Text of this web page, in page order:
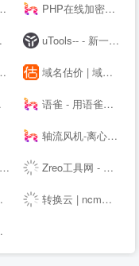
PHP在线加密系统 - 对PHP代码进行安全保护！
uTools-- - 新一代效率工具平台
域名估价 | 域名投资分析工具，域名评估用查询者CXZ.com
语雀 - 用语雀，构建你的数字花园 · 语雀
轴流风机-离心风机-鼓风机-散热风扇-罩极电机,厂家直销-首肯电子
Zreo工具网 - 便民工具网站 懒人工具箱 在线工具网 QQ工具 便民工具 站长工具 手机工具 多功能工具网
转换云 | ncm转mp3在线网站 - 了解ncm格式如何转换为mp3